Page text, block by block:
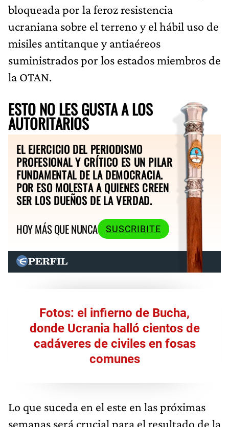
bloqueada por la feroz resistencia
ucraniana sobre el terreno y el hábil uso de
misiles antitanque y antiaéreos
suministrados por los estados miembros de
la OTAN.
ESTO NO LES GUSTA A LOS
AUTORITARIOS
EL EJERCICIO DEL PERIODISMO
PROFESIONAL Y CRÍTICO ES UN PILAR
FUNDAMENTAL DE LA DEMOCRACIA.
POR ESO MOLESTA A QUIENES CREEN
SER LOS DUEÑOS DE LA VERDAD.
HOY MÁS QUE NUNCA
SUSCRIBITE
Fotos: el infierno de Bucha,
donde Ucrania halló cientos de
cadáveres de civiles en fosas
comunes
Lo que suceda en el este en las próximas
semanas será crucial para el resultado de la